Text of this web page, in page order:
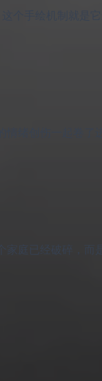
个手绘机制就是它
绪创伤一起卷了
家庭已经破碎，而